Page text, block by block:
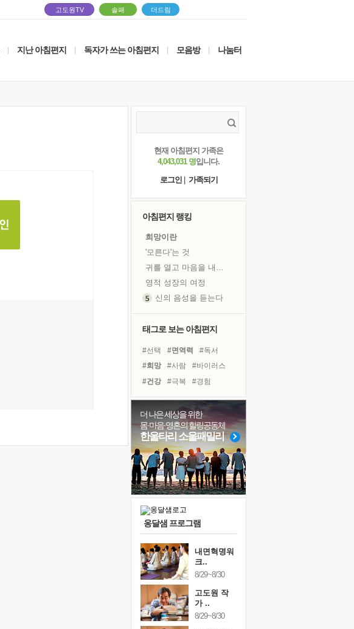
고도원TV 솔패 더드림
지난 아침편지 독자가 쓰는 아침편지 모음방 나눔터
현재 아침편지 가족은
4,043,031 명입니다.
로그인
가족되기
아침편지 랭킹
희망이란
'모른다'는 것
귀를 열고 마음을 내어주고
영적 성장의 여정
신의 음성을 듣는다
극과 극의 양 끝단
'말 타는 법'을 먼저
졸업식 사진을 보며
극심한 변비, 어깨결림, 수면 장애
아픈 아버지를 위한 공간 설계
슬럼프
보고 싶은 어머니
유년 시절의 부산 영도 바다
못된 꼰대들
너무 황홀한 꽃들이여!
태그로 보는 아침편지
#선택 #면역력
#독서
#희망
#사람
#바이러스
#건강
#극복
#경험
#비전캠프
#나눔
#유튜브
#친구
#삶
#위기
#리더
#도움
#독서캠프
#아이들
#힐링
#링컨학교
더 나은 세상을 위한
몸·마음·영혼의 힐링공동체
한울타리 소울패밀리
옹달샘 프로그램
내면혁명워
크..
8/29~8/30
고도원 작
가 ..
8/29~8/30